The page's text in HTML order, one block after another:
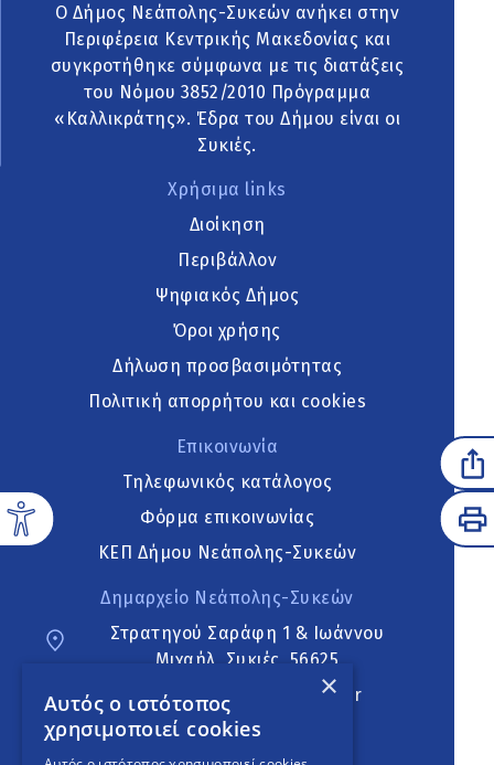
Ο Δήμος Νεάπολης-Συκεών ανήκει στην
Περιφέρεια Κεντρικής Μακεδονίας και
συγκροτήθηκε σύμφωνα με τις διατάξεις
του Νόμου 3852/2010 Πρόγραμμα
«Καλλικράτης». Έδρα του Δήμου είναι οι
Συκιές.
Χρήσιμα links
Διοίκηση
Περιβάλλον
Ψηφιακός Δήμος
Όροι χρήσης
Δήλωση προσβασιμότητας
Πολιτική απορρήτου και cookies
Επικοινωνία
Τηλεφωνικός κατάλογος
Φόρμα επικοινωνίας
ΚΕΠ Δήμου Νεάπολης-Συκεών
Δημαρχείο Νεάπολης-Συκεών
Στρατηγού Σαράφη 1 & Ιωάννου
Μιχαήλ, Συκιές, 56625
neapoli.sykies@ddt.gov.gr
Ακολουθήστε
×
Αυτός ο ιστότοπος
χρησιμοποιεί cookies